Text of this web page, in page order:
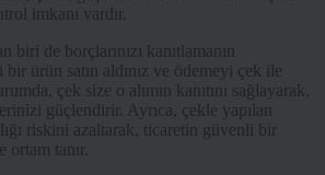
imkanı vardır.
biri de borçlarınızı kanıtlamanın
ürün satın aldınız ve ödemeyi çek ile
çek size o alımın kanıtını sağlayarak,
güçlendirir. Ayrıca, çekle yapılan
riskini azaltarak, ticaretin güvenli bir
tanır.